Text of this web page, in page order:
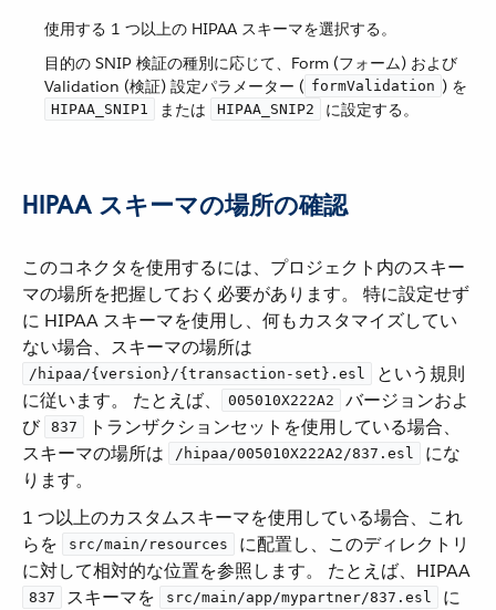
使用する 1 つ以上の HIPAA スキーマを選択する。
目的の SNIP 検証の種別に応じて、Form (フォーム) および
Validation (検証) 設定パラメーター (​ formValidation ​) を ​
HIPAA_SNIP1 ​ または ​ HIPAA_SNIP2 ​ に設定する。
HIPAA スキーマの場所の確認
このコネクタを使用するには、プロジェクト内のスキー
マの場所を把握しておく必要があります。 特に設定せず
に HIPAA スキーマを使用し、何もカスタマイズしてい
ない場合、スキーマの場所は ​
/hipaa/{version}/{transaction-set}.esl
​ という規則
に従います。 たとえば、​
005010X222A2
​ バージョンおよ
び ​ 837
​ トランザクションセットを使用している場合、
スキーマの場所は ​
/hipaa/005010X222A2/837.esl
​ にな
ります。
1 つ以上のカスタムスキーマを使用している場合、これ
らを ​
src/main/resources
​ に配置し、このディレクトリ
に対して相対的な位置を参照します。 たとえば、HIPAA
837 ​ スキーマを ​ src/main/app/mypartner/837.esl
​ に